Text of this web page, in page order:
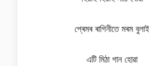
প্ৰেমৰ ৰাগিনীতে মৰম বুলাই
এটি মিঠা গান হোৱা